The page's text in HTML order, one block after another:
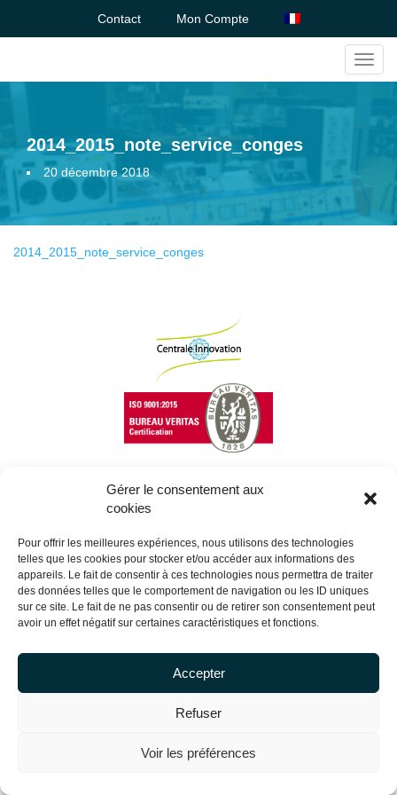
Gérer le consentement aux
cookies
Pour offrir les meilleures expériences, nous utilisons des technologies
telles que les cookies pour stocker et/ou accéder aux informations des
appareils. Le fait de consentir à ces technologies nous permettra de traiter
des données telles que le comportement de navigation ou les ID uniques
sur ce site. Le fait de ne pas consentir ou de retirer son consentement peut
avoir un effet négatif sur certaines caractéristiques et fonctions.
Accepter
Refuser
Voir les préférences
Contact Mon Compte
2014_2015_note_service_conges
20 décembre 2018
2014_2015_note_service_conges
Copyright Centrale Innovation © 2026 |